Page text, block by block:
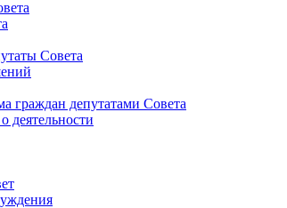
Совета
граждан депутатами Совета
деятельности